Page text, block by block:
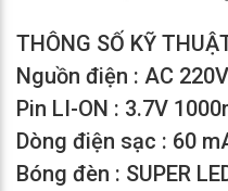
THÔNG SỐ KỸ
Nguồn điện : AC
Pin LI-ON : 3.7V
Dòng điện sạc : 60
Bóng đèn : SUPER